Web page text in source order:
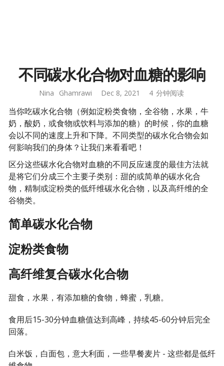
不同碳水化合物对血糖的影响
Nina Ghamrawi Dec 8, 2021 4 分钟阅读
当你吃碳水化合物（例如淀粉类食物，全谷物，水果，牛
奶，酸奶，或食物或饮料与添加的糖）的时候，你的血糖
会以不同的速度上升和下降。不同类型的碳水化合物会如
何影响我们的身体？让我们来看看吧！
区分这些碳水化合物对血糖的不同反应速度的最佳方法就
是将它们分成三个主要子类别：甜的或简单的碳水化合
物，精制或淀粉类的低纤维碳水化合物，以及高纤维的全
谷物类。
简单碳水化合物
淀粉类食物
高纤维复合碳水化合物
甜食，水果，有添加糖的食物，蜂蜜，乳糖。
食用后15-30分钟血糖值达到高峰，持续45-60分钟后完全
回落。
白米饭，白面包，意大利面，一些早餐麦片 - 这些都是低纤